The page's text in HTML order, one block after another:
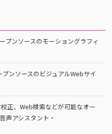
プンソースのモーショングラフィ
ンソースのビジュアルWebサイ
正、Web検索などが可能なオー
声アシスタント・